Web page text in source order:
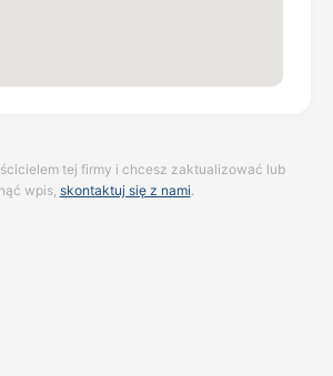
tej firmy i chcesz zaktualizować lub
wpis, skontaktuj się z nami.